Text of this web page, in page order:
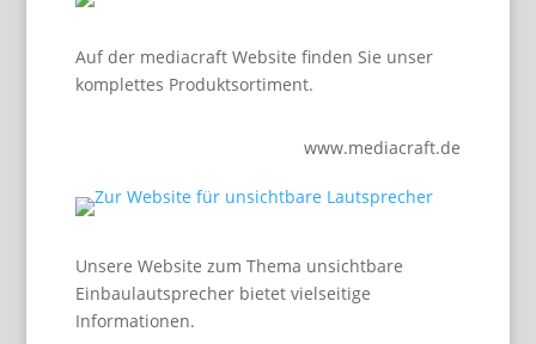
Auf der mediacraft Website finden Sie unser
komplettes Produktsortiment.
www.mediacraft.de
Unsere Website zum Thema unsichtbare
Einbaulautsprecher bietet vielseitige
Informationen.